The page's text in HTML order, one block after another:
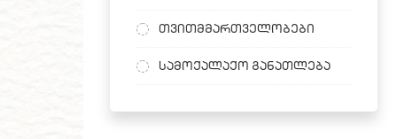
თვითმმართველობები
სამოქალაქო განათლება